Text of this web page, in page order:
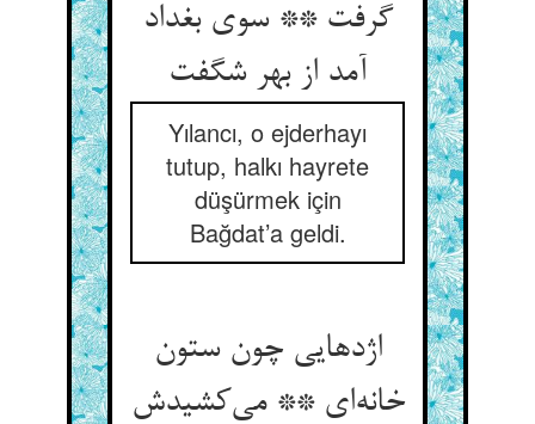
گرفت ** سوی بغداد
آمد از بهر شگفت
Yılancı, o ejderhayı
tutup, halkı hayrete
düşürmek için
Bağdat’a geldi.
اژدهایی چون ستون
خانه‌ای ** می‌کشیدش